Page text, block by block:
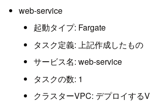
web-service
起動タイプ: Fargate
タスク定義: 上記作成したもの
サービス名: web-service
タスクの数: 1
クラスターVPC: デプロイする